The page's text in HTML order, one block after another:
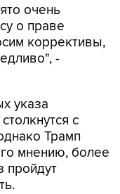
очень
о праве
коррективы,
-
указа
с
Трамп
мнению, более
пройдут